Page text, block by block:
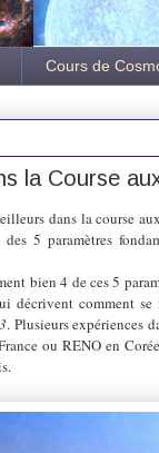
Cours de
la Course
dans la course
5 paramètres
bien 4 de ces 5
décrivent comment
. Plusieurs expériences
ou RENO en